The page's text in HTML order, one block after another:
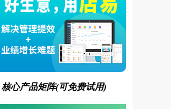
核心产品矩阵(可免费试用)